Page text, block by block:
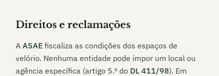
Direitos e reclamações
A ASAE fiscaliza as condições dos espaços de
velório. Nenhuma entidade pode impor um local ou
agência específica (artigo 5.º do DL 411/98). Em